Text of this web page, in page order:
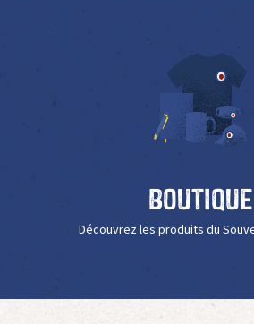
Boutique
Découvrez les produits du